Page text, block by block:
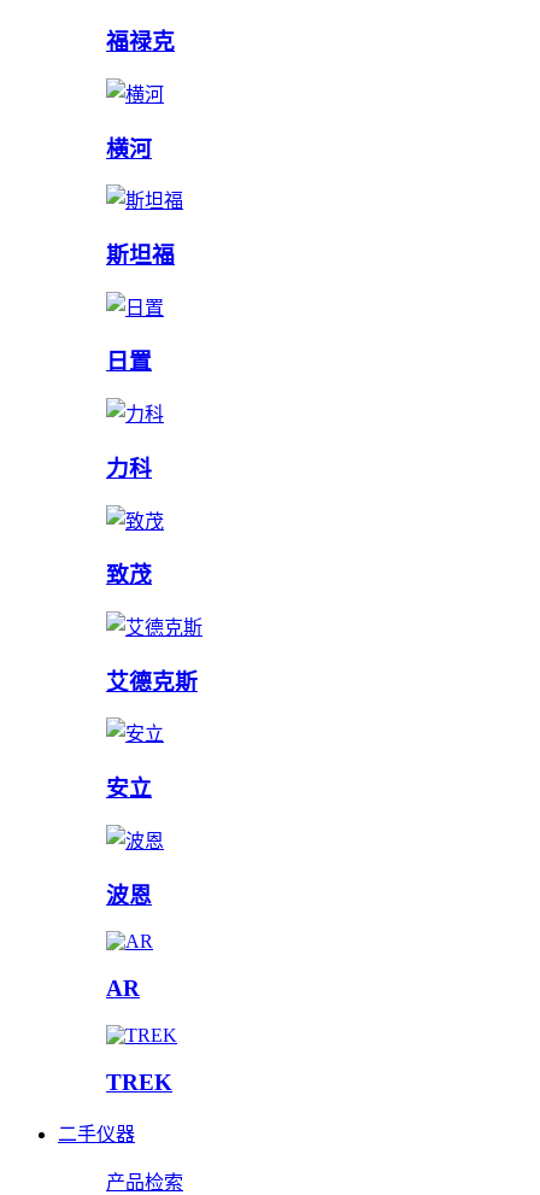
福禄克
横河
斯坦福
日置
力科
致茂
艾德克斯
安立
波恩
AR
TREK
二手仪器
产品检索